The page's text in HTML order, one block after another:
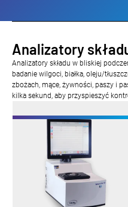
Analizatory
Analizatory składu w bliskiej
badanie wilgoci, białka, oleju/
zbożach, mące, żywności, paszy i
kilka sekund, aby przyspieszyć